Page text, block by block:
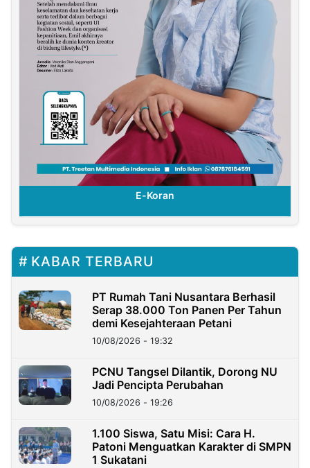
E-Koran
KABAR TERBARU
PT Rumah Tani Nusantara Berhasil
Serap 38.000 Ton Panen Per Tahun
demi Kesejahteraan Petani
10/08/2026 - 19:32
PCNU Tangsel Dilantik, Dorong NU
Jadi Pencipta Perubahan
10/08/2026 - 19:26
1.100 Siswa, Satu Misi: Cara H.
Patoni Menguatkan Karakter di SMPN
1 Sukatani